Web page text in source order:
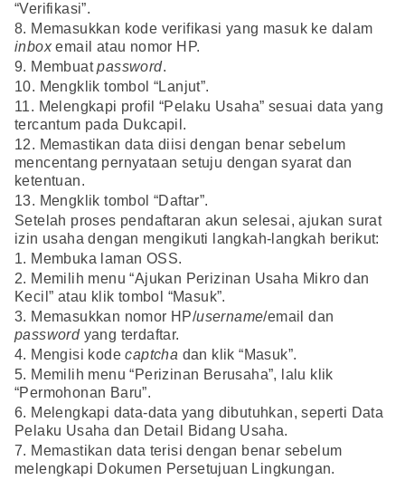
“Verifikasi”.
8. Memasukkan kode verifikasi yang masuk ke dalam
inboxemail atau nomor HP.
9. Membuatpassword.
10. Mengklik tombol “Lanjut”.
11. Melengkapi profil “Pelaku Usaha” sesuai data yang
tercantum pada Dukcapil.
12. Memastikan data diisi dengan benar sebelum
mencentang pernyataan setuju dengan syarat dan
ketentuan.
13. Mengklik tombol “Daftar”.
Setelah proses pendaftaran akun selesai, ajukan surat
izin usaha dengan mengikuti langkah-langkah berikut:
1. Membuka laman OSS.
2. Memilih menu “Ajukan Perizinan Usaha Mikro dan
Kecil” atau klik tombol “Masuk”.
3. Memasukkan nomor HP/username/email dan
passwordyang terdaftar.
4. Mengisi kodecaptcha dan klik “Masuk”.
5. Memilih menu “Perizinan Berusaha”, lalu klik
“Permohonan Baru”.
6. Melengkapi data-data yang dibutuhkan, seperti Data
Pelaku Usaha dan Detail Bidang Usaha.
7. Memastikan data terisi dengan benar sebelum
melengkapi Dokumen Persetujuan Lingkungan.